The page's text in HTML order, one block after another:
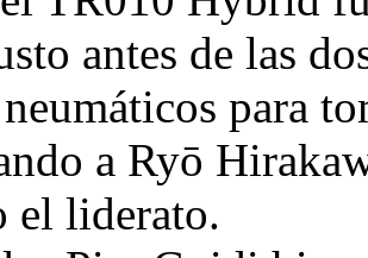
antes de las
para
a Ryō
el liderato.